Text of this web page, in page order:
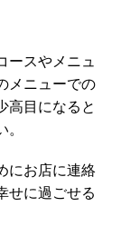
ースやメニュ
メニューでの
高目になると
にお店に連絡
せに過ごせる